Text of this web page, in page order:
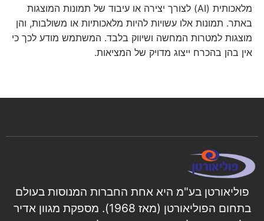
מלאכותית (AI) לצורך יצירה או עיבוד של תמונות המוצגות
באתר. תמונות אלו עשויות להיות מלאכותיות או משולבות, והן
מוצגות למטרות המחשה ושיווק בלבד. המשתמש מודע לכך כי
אין בהן בהכרח ייצוג מדויק של המציאות.
פוליאורטן בע"מ היא אחת החברות המנוסות בעולם
בתחום הפוליאורטן (מאז 1968). מספקת מגוון אדיר